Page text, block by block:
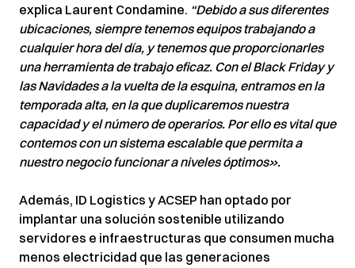
explica Laurent Condamine. “Debido a sus diferentes
ubicaciones, siempre tenemos equipos trabajando a
cualquier hora del día, y tenemos que proporcionarles
una herramienta de trabajo eficaz. Con el Black Friday y
las Navidades a la vuelta de la esquina, entramos en la
temporada alta, en la que duplicaremos nuestra
capacidad y el número de operarios. Por ello es vital que
contemos con un sistema escalable que permita a
nuestro negocio funcionar a niveles óptimos».
Además, ID Logistics y ACSEP han optado por
implantar una solución sostenible utilizando
servidores e infraestructuras que consumen mucha
menos electricidad que las generaciones